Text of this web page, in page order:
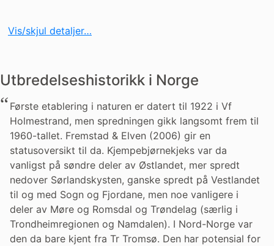
Vis/skjul detaljer…
Utbredelseshistorikk i Norge
Første etablering i naturen er datert til 1922 i Vf
Holmestrand, men spredningen gikk langsomt frem til
1960-tallet. Fremstad & Elven (2006) gir en
statusoversikt til da. Kjempebjørnekjeks var da
vanligst på søndre deler av Østlandet, mer spredt
nedover Sørlandskysten, ganske spredt på Vestlandet
til og med Sogn og Fjordane, men noe vanligere i
deler av Møre og Romsdal og Trøndelag (særlig i
Trondheimregionen og Namdalen). I Nord-Norge var
den da bare kjent fra Tr Tromsø. Den har potensial for